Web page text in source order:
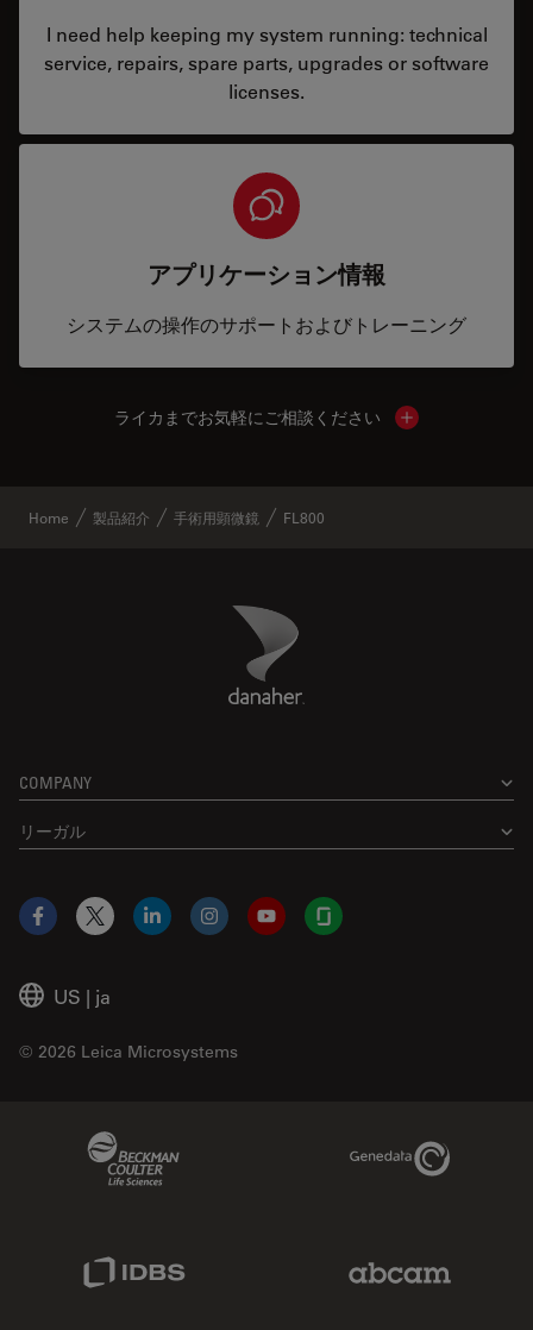
I need help keeping my system running: technical
service, repairs, spare parts, upgrades or software
licenses.
アプリケーション情報
システムの操作のサポートおよびトレーニング
ライカまでお気軽にご相談ください Show local
Home 製品紹介 手術用顕微鏡 FL800
Danaher Logo
COMPANY
リーガル
US | ja
© 2026 Leica Microsystems
Facebook
X LinkedInInstagramYouTubeGlassdoor
Genedata Link